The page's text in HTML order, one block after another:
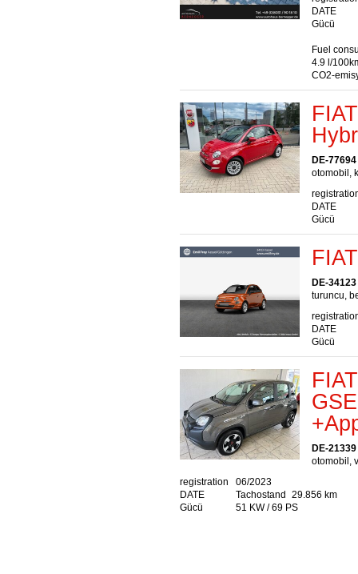
DATE
Gücü
Fuel
4.9 l/
CO2-
DE-
otomobil,
DATE
Gücü
DE-
turuncu,
DATE
Gücü
DE-
otomobil,
registration
DATE
06/2023
Tachostand
29.856 km
Gücü
51 KW / 69 PS